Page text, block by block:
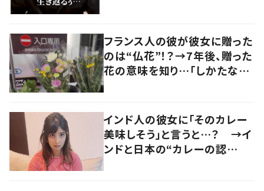
フランス人の彼が彼女に贈った
のは“仏花”！？→7年後、贈った
花の意味を知り…「しかたな
インド人の彼女に「そのカレー
美味しそう」と言うと…？ →イ
ンドと日本の“カレーの認